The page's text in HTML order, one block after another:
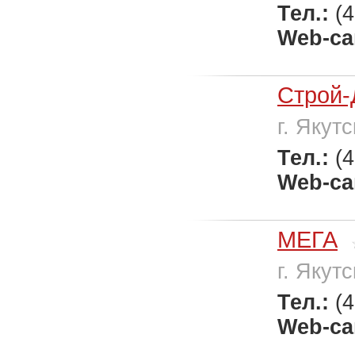
Тел.:
Web-
г.
Тел.:
Web-
МЕГА
г.
Тел.:
Web-